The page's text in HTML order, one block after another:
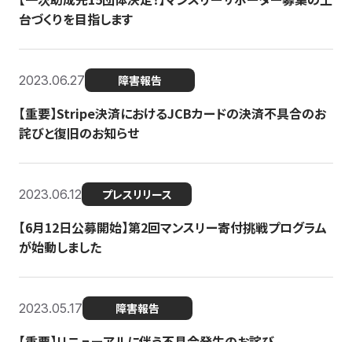
台づくりを目指します
2023.06.27 障害報告
【重要】Stripe決済におけるJCBカードの決済不具合のお
詫びと復旧のお知らせ
2023.06.12 プレスリリース
【6月12日公募開始】第2回マンスリー寄付挑戦プログラム
が始動しました
2023.05.17 障害報告